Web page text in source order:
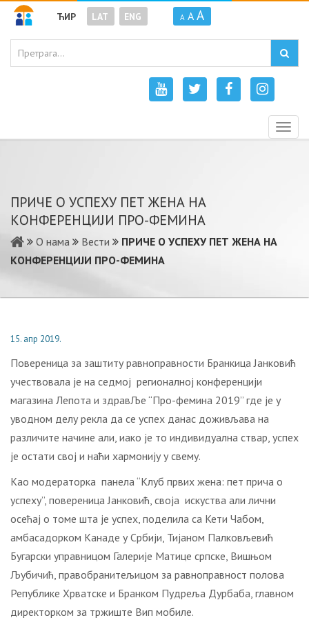
ЋИР LAT ENG A A A
ПРИЧЕ О УСПЕХУ ПЕТ ЖЕНА НА
КОНФЕРЕНЦИЈИ ПРО-ФЕМИНА
О нама Вести
ПРИЧЕ О УСПЕХУ ПЕТ ЖЕНА НА
КОНФЕРЕНЦИЈИ ПРО-ФЕМИНА
15. апр 2019.
Повереница за заштиту равноправности Бранкица Јанковић
учествовала је на седмој регионалној конференцији
магазина Лепота и здравЉе “Про-фемина 2019” где је у
уводном делу рекла да се успех данас доживљава на
различите начине али, иако је то индивидуална ствар, успех
је остати свој и наћи хармонију у свему.
Као модераторка панела “Клуб првих жена: пет прича о
успеху”, повереница Јанковић, своја искуства али лични
осећај о томе шта је успех, поделила са Кети Чабом,
амбасадорком Канаде у Србији, Тијаном Палковљевић
Бугарски управницом Галерије Матице српске, Вишњом
Љубичић, правобранитељицом за равноправност полова
Републике Хрватске и Бранком Пудреља Дурбаба, главном
директорком за тржиште Вип мобиле.